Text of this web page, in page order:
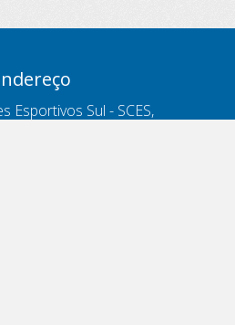
Esportivos Sul - SCES,